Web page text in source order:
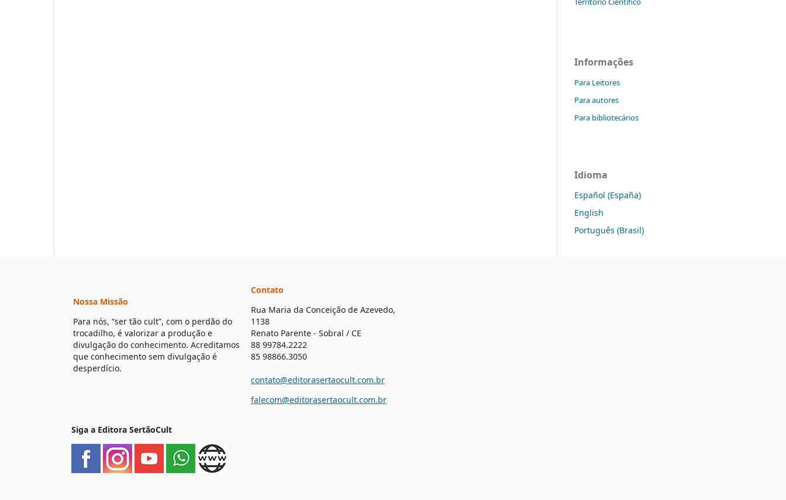
Informações
Para Leitores
Para autores
Para bibliotecários
Idioma
Español (España)
English
Português (Brasil)
Nossa Missão
Para nós, “ser tão cult”, com o perdão do
trocadilho, é valorizar a produção e
divulgação do conhecimento. Acreditamos
que conhecimento sem divulgação é
desperdício.
Contato
Rua Maria da Conceição de Azevedo,
1138
Renato Parente - Sobral / CE
88 99784.2222
85 98866.3050
contato@editorasertaocult.com.br
falecom@editorasertaocult.com.br
Siga a Editora SertãoCult